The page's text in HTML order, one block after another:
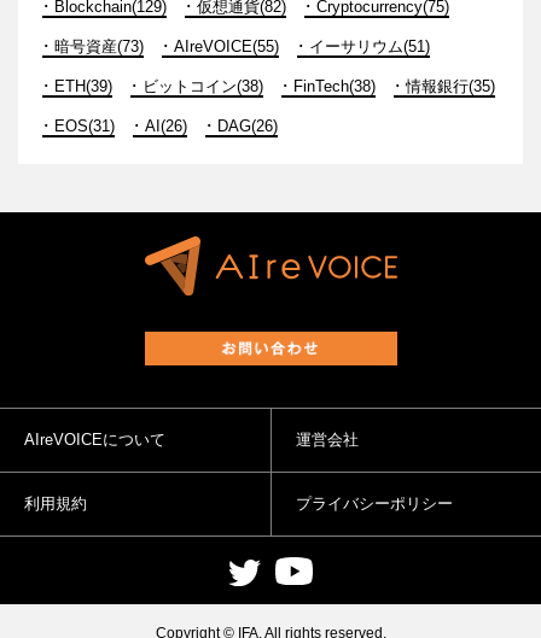
Blockchain(129) 仮想通貨(82) Cryptocurrency(75)
暗号資産(73) AIreVOICE(55) イーサリウム(51)
ETH(39) ビットコイン(38) FinTech(38) 情報銀行(35)
EOS(31) AI(26) DAG(26)
AIreVOICEについて 運営会社
利用規約 プライバシーポリシー
Copyright © IFA. All rights reserved.